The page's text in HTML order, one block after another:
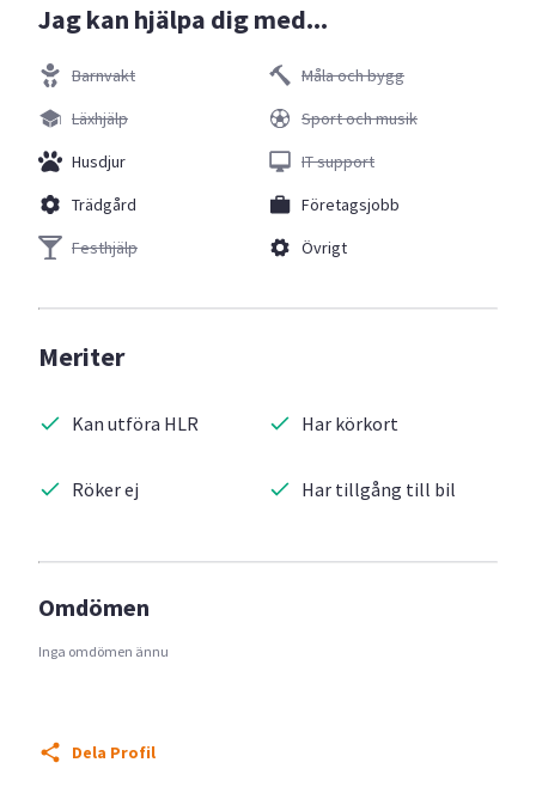
Jag kan hjälpa dig med...
Barnvakt
Läxhjälp
Husdjur
Trädgård
Festhjälp
Måla och bygg
Sport och musik
IT support
Företagsjobb
Övrigt
Meriter
Kan utföra HLR
Röker ej
Har körkort
Har tillgång till bil
Omdömen
Inga omdömen ännu
Dela Profil